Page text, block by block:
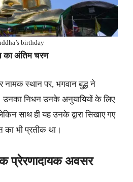
birthday
का अंतिम चरण
स्थान पर, भगवान बुद्ध ने
उनका निधन उनके अनुयायियों के लिए
साथ ही यह उनके द्वारा सिखाए गए
का भी प्रतीक था।
प्रेरणादायक अवसर